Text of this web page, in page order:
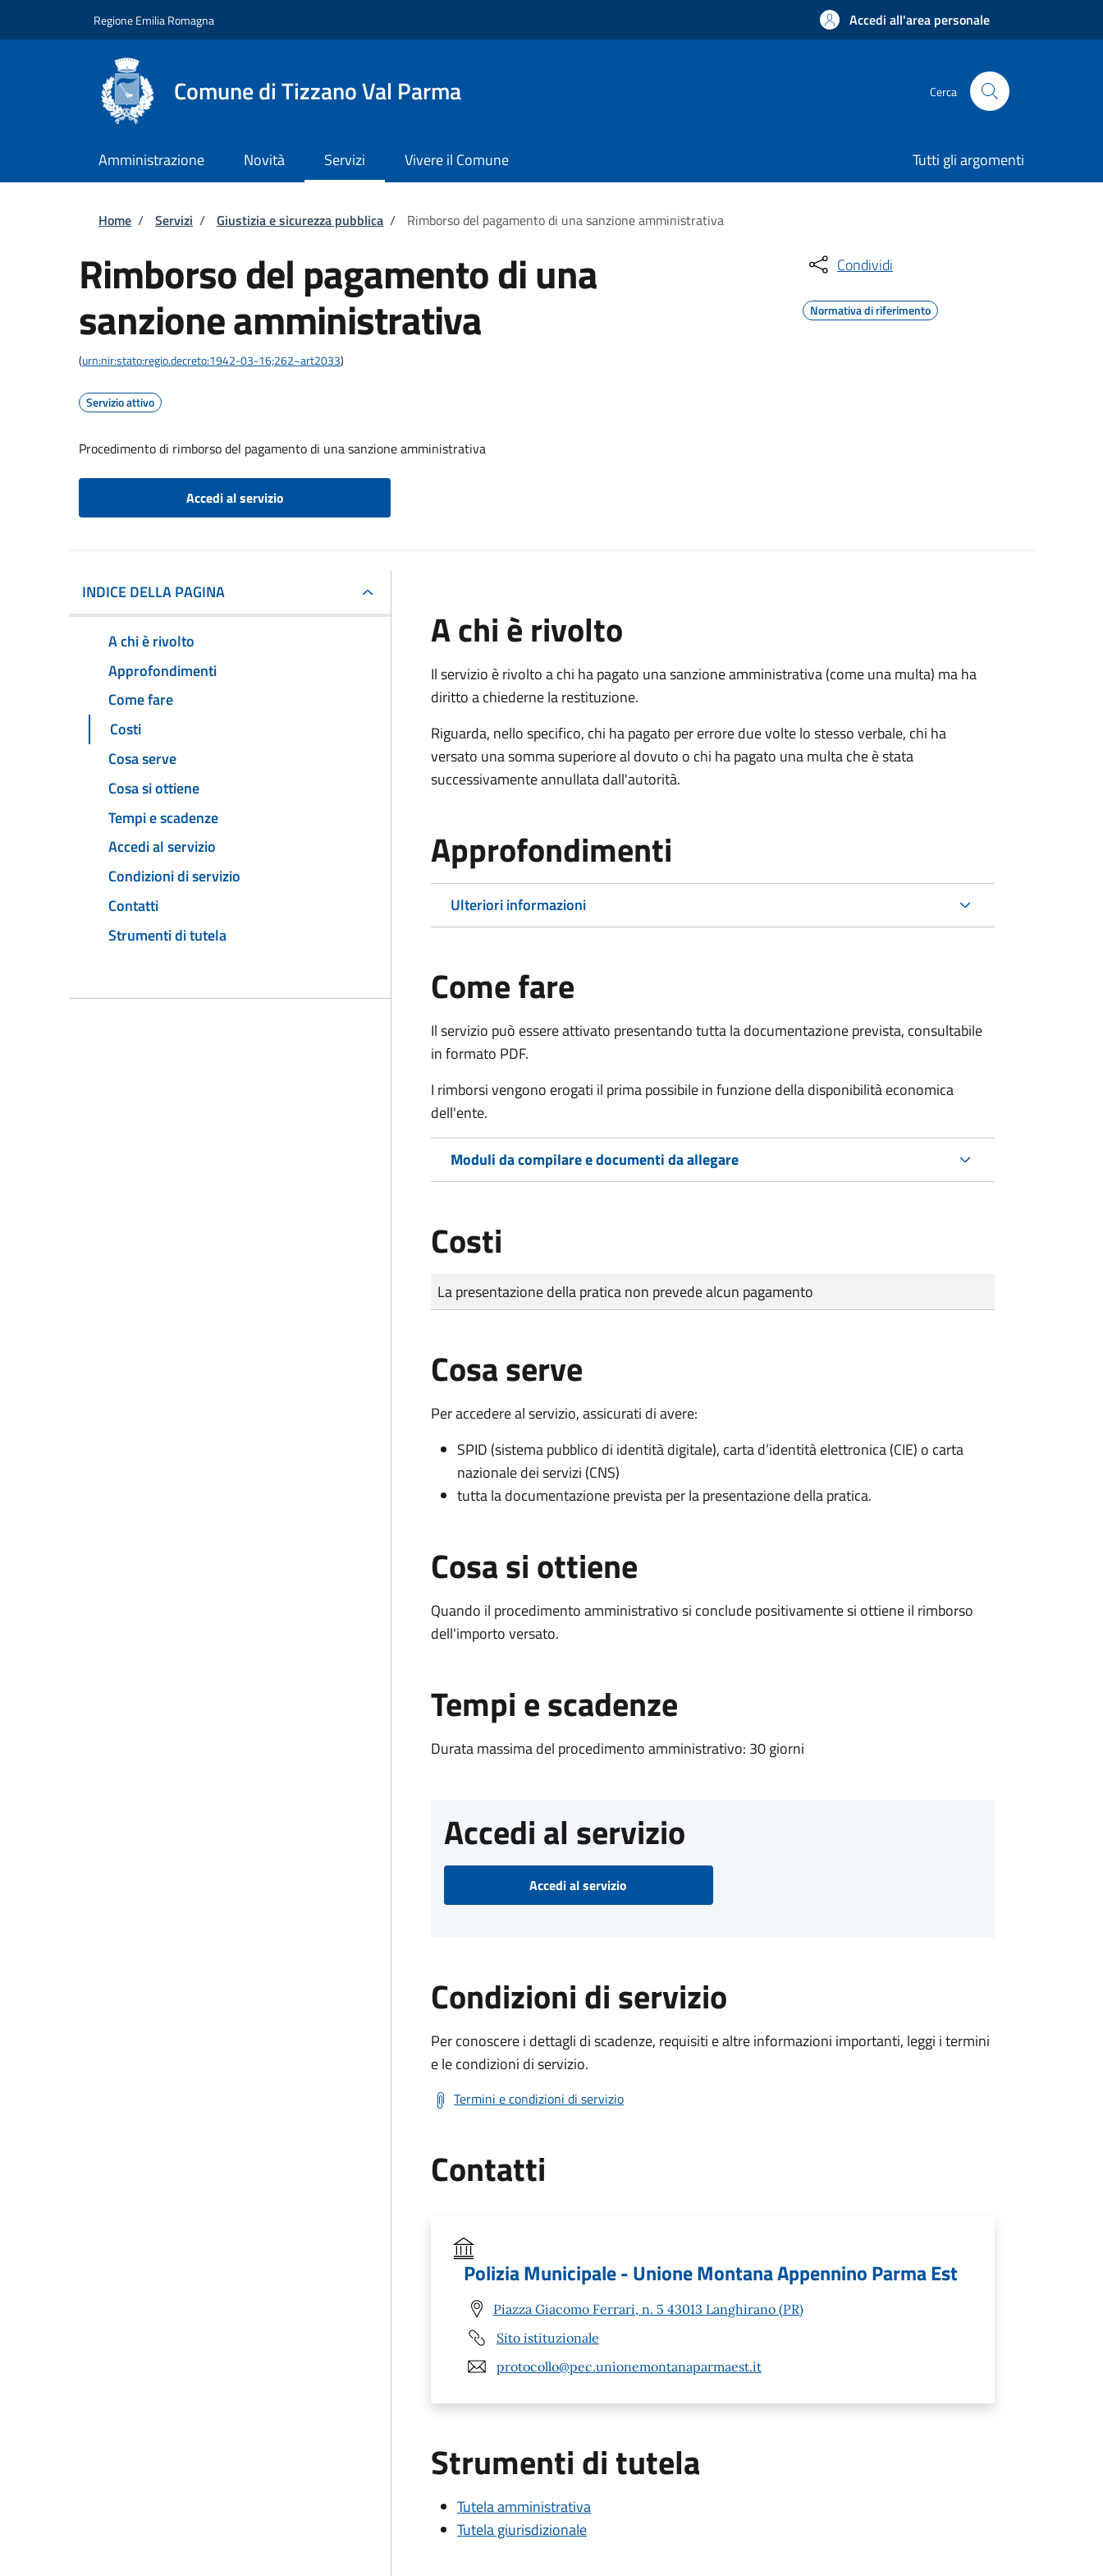
Regione Emilia Romagna Accedi all'area personale
Comune di Tizzano Val Parma Cerca
Amministrazione Novità Servizi Vivere il Comune Tutti gli argomenti
Briciole di pane
Home / Servizi / Giustizia e sicurezza pubblica / Rimborso del pagamento di una sanzione amministrativa
Rimborso del pagamento di una
sanzione amministrativa
(urn:nir:stato:regio.decreto:1942-03-16;262~art2033)
Servizio attivo
Procedimento di rimborso del pagamento di una sanzione amministrativa
Accedi al servizio
Condividi
Normativa di riferimento
INDICE DELLA PAGINA
A chi è rivolto
Approfondimenti
Come fare
Costi
Cosa serve
Cosa si ottiene
Tempi e scadenze
Accedi al servizio
Condizioni di servizio
Contatti
Strumenti di tutela
A chi è rivolto
Il servizio è rivolto a chi ha pagato una sanzione amministrativa (come una multa) ma ha
diritto a chiederne la restituzione.
Riguarda, nello specifico, chi ha pagato per errore due volte lo stesso verbale, chi ha
versato una somma superiore al dovuto o chi ha pagato una multa che è stata
successivamente annullata dall'autorità.
Approfondimenti
Ulteriori informazioni
Come fare
Il servizio può essere attivato presentando tutta la documentazione prevista, consultabile
in formato PDF.
I rimborsi vengono erogati il prima possibile in funzione della disponibilità economica
dell'ente.
Moduli da compilare e documenti da allegare
Costi
Tipo di pagamento
Importo
La presentazione della pratica non prevede alcun pagamento
Cosa serve
Per accedere al servizio, assicurati di avere:
SPID (sistema pubblico di identità digitale), carta d’identità elettronica (CIE) o carta
nazionale dei servizi (CNS)
tutta la documentazione prevista per la presentazione della pratica.
Cosa si ottiene
Quando il procedimento amministrativo si conclude positivamente si ottiene il rimborso
dell'importo versato.
Tempi e scadenze
Durata massima del procedimento amministrativo: 30 giorni
Accedi al servizio
Accedi al servizio
Condizioni di servizio
Per conoscere i dettagli di scadenze, requisiti e altre informazioni importanti, leggi i termini
e le condizioni di servizio.
Termini e condizioni di servizio
Contatti
Polizia Municipale - Unione Montana Appennino Parma Est
Piazza Giacomo Ferrari, n. 5 43013 Langhirano (PR)
Sito istituzionale
protocollo@pec.unionemontanaparmaest.it
Strumenti di tutela
Tutela amministrativa
Tutela giurisdizionale